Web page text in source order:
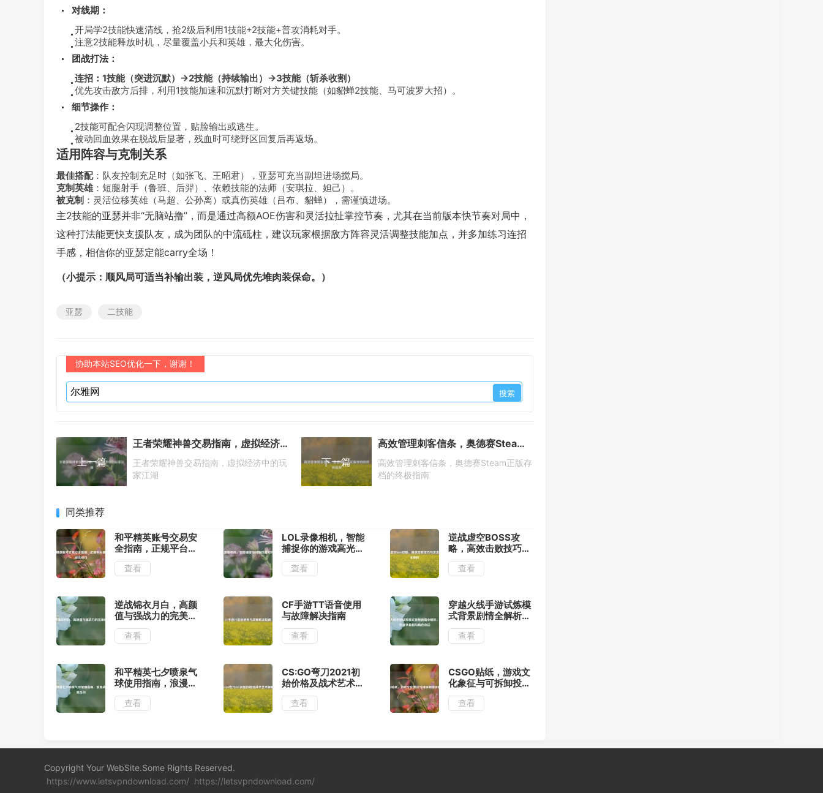
对线期：
开局学2技能快速清线，抢2级后利用1技能+2技能+普攻消耗对手。
注意2技能释放时机，尽量覆盖小兵和英雄，最大化伤害。
团战打法：
连招：1技能（突进沉默）→2技能（持续输出）→3技能（斩杀收割）
优先攻击敌方后排，利用1技能加速和沉默打断对方关键技能（如貂蝉2技能、马可波罗大招）。
细节操作：
2技能可配合闪现调整位置，贴脸输出或逃生。
被动回血效果在脱战后显著，残血时可绕野区回复后再返场。
适用阵容与克制关系
最佳搭配：队友控制充足时（如张飞、王昭君），亚瑟可充当副坦进场搅局。
克制英雄：短腿射手（鲁班、后羿）、依赖技能的法师（安琪拉、妲己）。
被克制 ：灵活位移英雄（马超、公孙离）或真伤英雄（吕布、貂蝉），需谨慎进场。
主2技能的亚瑟并非“无脑站撸”，而是通过高额AOE伤害和灵活拉扯掌控节奏，尤其在当前版本快节奏对局中，
这种打法能更快支援队友，成为团队的中流砥柱，建议玩家根据敌方阵容灵活调整技能加点，并多加练习连招
手感，相信你的亚瑟定能carry全场！
（小提示：顺风局可适当补输出装，逆风局优先堆肉装保命。）
亚瑟 二技能
协助本站SEO优化一下，谢谢！
上一篇
王者荣耀神兽交易指南，虚拟经济中的玩家江湖
王者荣耀神兽交易指南，虚拟经济中的玩
家江湖
下一篇
高效管理刺客信条，奥德赛Steam正版存档的终极指南
高效管理刺客信条，奥德赛Steam正版存
档的终极指南
同类推荐
和平精英账号交易安
全指南，正规平台推
荐与避坑技巧
查看
LOL录像相机，智能
捕捉你的游戏高光时
刻
查看
逆战虚空BOSS攻
略，高效击败技巧与
攻击加成全解析
查看
逆战锦衣月白，高颜
值与强战力的完美结
合
查看
CF手游TT语音使用
与故障解决指南
查看
穿越火线手游试炼模
式背景剧情全解析，
隐藏的战争真相与角
色命运
查看
和平精英七夕喷泉气
球使用指南，浪漫战
场甜蜜互动
查看
CS:GO弯刀2021初
始价格及战术艺术解
析
查看
CSGO贴纸，游戏文
化象征与可拆卸投资
新宠
查看
Copyright Your WebSite.Some Rights Reserved.
https://www.letsvpndownload.com/ https://letsvpndownload.com/